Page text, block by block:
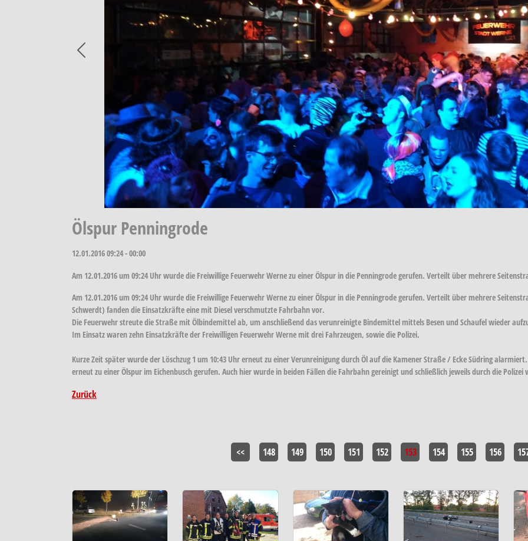
Previous
Ölspur Penningrode
12.01.201609:24 - 00:00
Am 12.01.2016 um 09:24 Uhr wurde die Freiwillige Feuerwehr Werne zu einer Ölspur in die Penningrode gerufen. Verteilt über mehrere
Am 12.01.2016 um 09:24 Uhr wurde die Freiwillige Feuerwehr Werne zu einer Ölspur in die Penningrode gerufen. Verteilt über mehrere
Schwerdt) fanden die Einsatzkräfte eine mit Diesel verschmutzte Fahrbahn vor.
Die Feuerwehr streute die Straße mit Ölbindemittel ab, um anschließend das verunreinigte Bindemittel mittels Besen und Schaufel wieder
Im Einsatz waren zehn Einsatzkräfte der Freiwilligen Feuerwehr Werne mit drei Fahrzeugen, sowie die Polizei.
Kurze Zeit später wurde der Löschzug 1 um 10:43 Uhr erneut zu einer Verunreinigung durch Öl auf die Kamener Straße / Ecke Südring
erneut zu einer Ölspur im Eichenbusch gerufen. Auch hier wurde in beiden Fällen die Fahrbahn gereinigt und schließlich jeweils durch die Polizei
Zurück
<< 148 149 150 151 152 153 154 155 156